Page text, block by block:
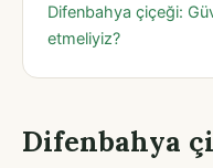
Difenbahya çiçeği:
etmeliyiz?
Difenbahya